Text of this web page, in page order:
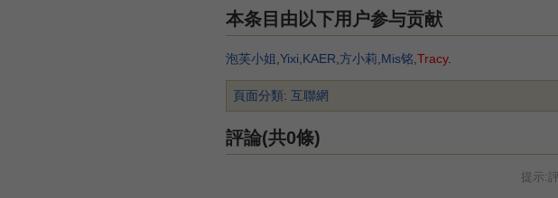
本条目由以下用户参与贡献
泡芙小姐 Yixi KAER 方小莉 Mis铭 Tracy.
頁面分類: 互聯網
評論(共0條)
提示: